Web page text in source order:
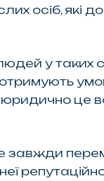
осіб, які
у таких
це
завжди